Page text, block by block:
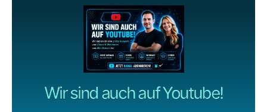
Wir sind auch auf Youtube!